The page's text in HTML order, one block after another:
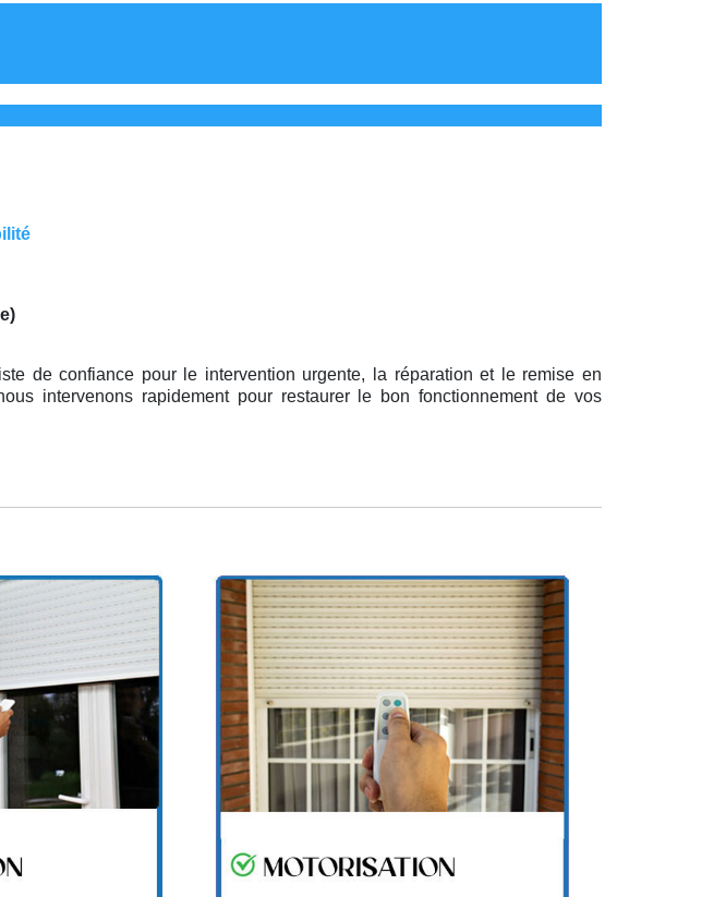
de confiance pour le intervention urgente, la réparation et le remise en
intervenons rapidement pour restaurer le bon fonctionnement de vos